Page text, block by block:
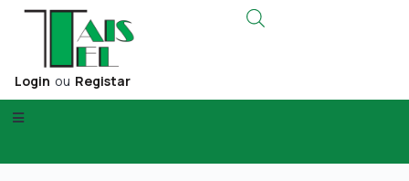
Login ou Registar